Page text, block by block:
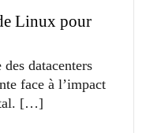
Linux pour
datacenters
face à l’impact